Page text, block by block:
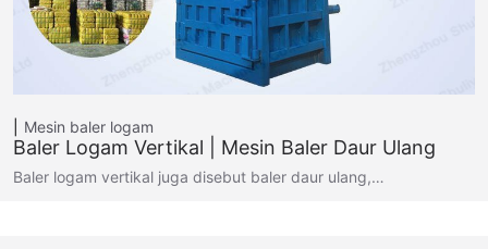
Mesin baler logam
Baler Logam Vertikal | Mesin Baler Daur Ulang
Baler logam vertikal juga disebut baler daur ulang,…